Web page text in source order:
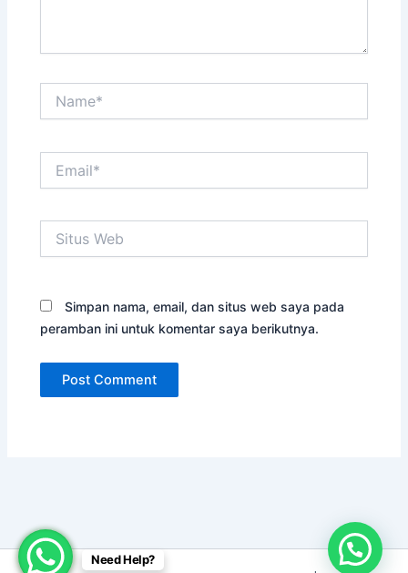
Web
Simpan nama, email, dan situs web saya pada
peramban ini untuk komentar saya berikutnya.
Need Help?